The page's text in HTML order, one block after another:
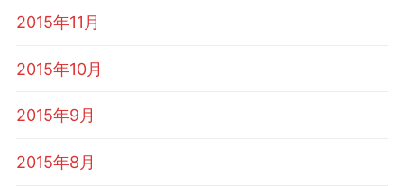
2015年11月
2015年10月
2015年9月
2015年8月